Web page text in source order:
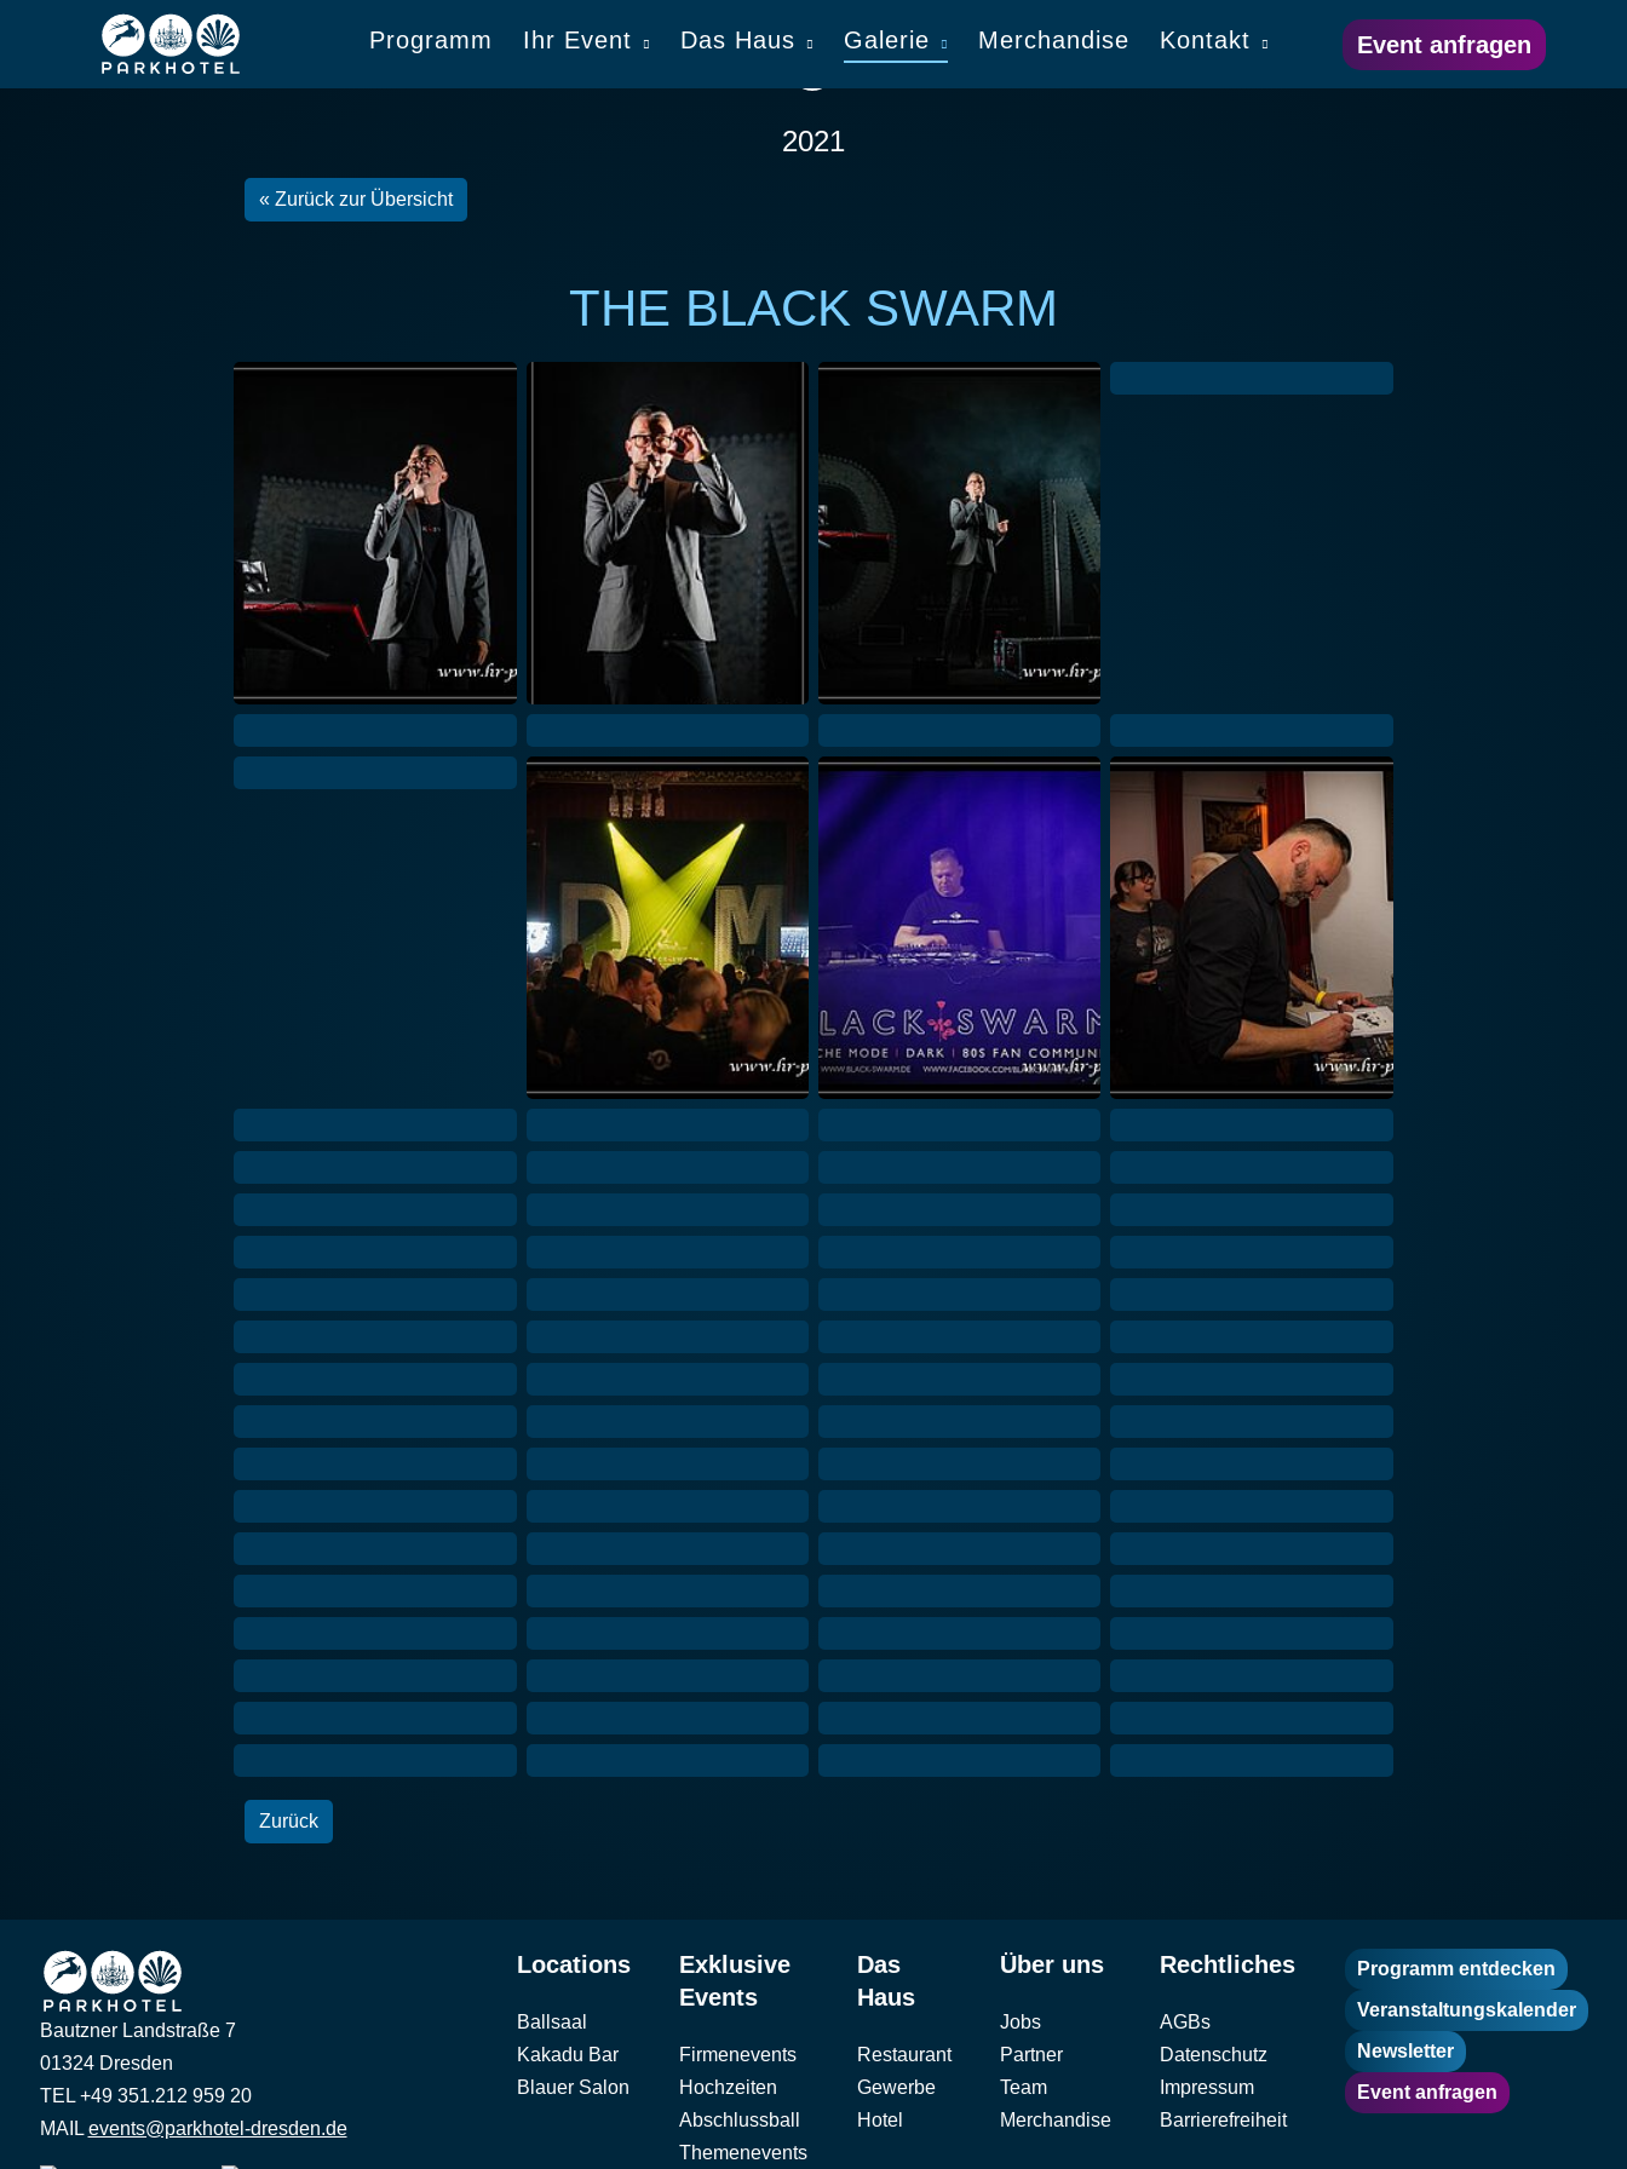
Programm Ihr Event Das Haus Galerie Merchandise Kontakt Event anfragen
2021
« Zurück zur Übersicht
THE BLACK SWARM
Zurück
Bautzner Landstraße 7
01324 Dresden
TEL +49 351.212 959 20
MAIL events@parkhotel-dresden.de
Locations
Ballsaal
Kakadu Bar
Blauer Salon
Exklusive
Events
Firmenevents
Hochzeiten
Abschlussball
Themenevents
Das
Haus
Restaurant
Gewerbe
Hotel
Über uns
Jobs
Partner
Team
Merchandise
Rechtliches
AGBs
Datenschutz
Impressum
Barrierefreiheit
Programm entdecken
Veranstaltungskalender
Newsletter
Event anfragen